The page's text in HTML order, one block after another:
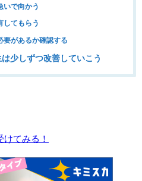
いで向かう
してもらう
要があるか確認する
少しずつ改善していこう
てみる！